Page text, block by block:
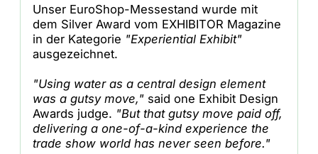
Unser EuroShop-Messestand wurde mit
dem Silver Award vom EXHIBITOR Magazine
in der Kategorie "Experiential Exhibit"
ausgezeichnet.
"Using water as a central design element
was a gutsy move," said one Exhibit Design
Awards judge. "But that gutsy move paid off,
delivering a one-of-a-kind experience the
trade show world has never seen before."